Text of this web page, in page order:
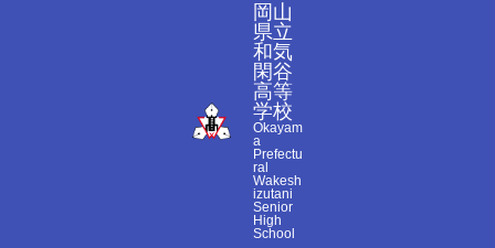
岡山
県立
和気
閑谷
高等
学校
Okayam
a
Prefectu
ral
Wakesh
izutani
Senior
High
School